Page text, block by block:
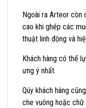
Ngoài ra Arteor còn
cao khi ghép các
thuật linh động và
Khách hàng có thể
ưng ý nhất.
Qúy khách hàng
che vuông hoặc